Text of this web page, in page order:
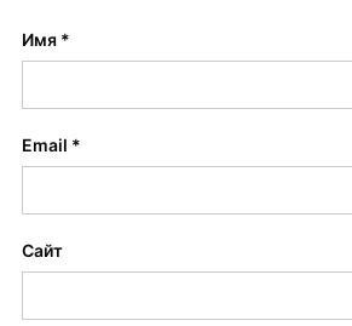
Имя *
Email *
Сайт